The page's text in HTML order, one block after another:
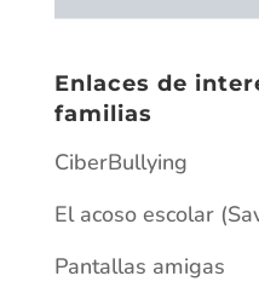
Fondo de
Fundamentos fondo
Pantallas amigas
Plan de prevención